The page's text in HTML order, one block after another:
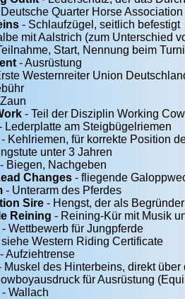
Quarter Horse Association
- Schlaufzügel, seitlich befestigt
mit Aalstrich (zum Unterschied
Start, Nennung beim
- Ausrüstung
Westernreiter Union
- Teil der Disziplin Working
Lederplatte am Steigbügelriemen
- Kehlriemen, für korrekte Position
unter 3 Jahren
- Biegen, Nachgeben
Changes - fliegende
- Unterarm des Pferdes
Sire - Hengst, der als
Reining - Reining-Kür mit Musik
- Wettbewerb für Jungpferde
siehe Western Riding Certificate
- Aufziehtrense
Muskel des Hinterbeins, direkt
für Ausrüstung
- Wallach